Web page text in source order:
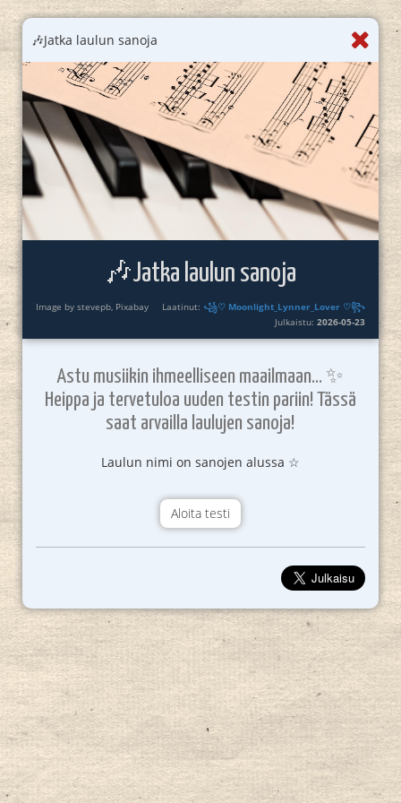
🎶Jatka laulun sanoja
🎶Jatka laulun sanoja
Image by stevepb, Pixabay Laatinut: ꧁♡ Moonlight_Lynner_Lover ♡꧂
Julkaistu:2026-05-23
Astu musiikin ihmeelliseen maailmaan... ✨️
Heippa ja tervetuloa uuden testin pariin! Tässä
saat arvailla laulujen sanoja!
Laulun nimi on sanojen alussa ☆
Aloita testi